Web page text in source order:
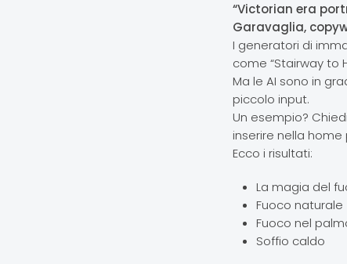
“Victorian era
Garavaglia,
I generatori di
come “Stairwayto
Ma le AI sono in
piccolo input.
Un esempio?
inserire nella
Ecco i risultati:
La magia del
Fuoco naturale
Fuoco nel
Soffio caldo